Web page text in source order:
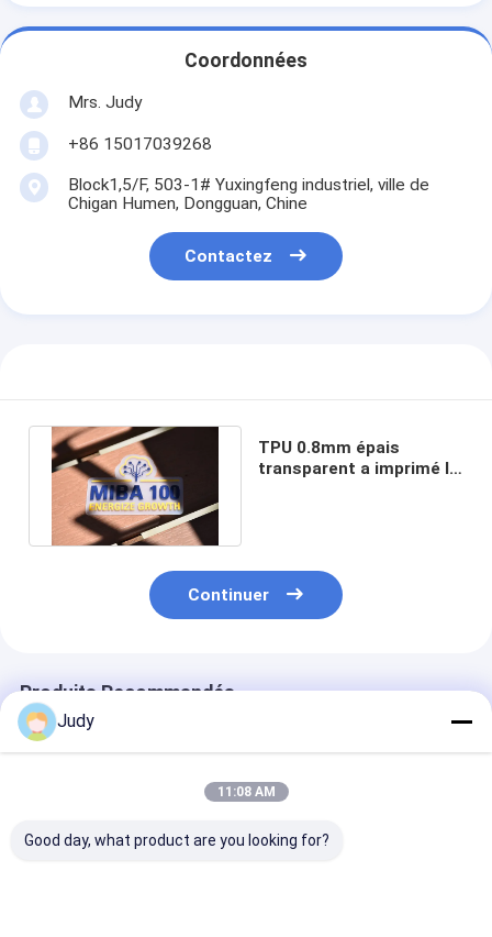
Coordonnées
Mrs. Judy
+86 15017039268
Block1,5/F, 503-1# Yuxingfeng industriel, ville de
Chigan Humen, Dongguan, Chine
Contactez
TPU 0.8mm épais
transparent a imprimé le
Continuer
Produits Recommandés
Judy
11:08 AM
Good day, what product are you looking for?